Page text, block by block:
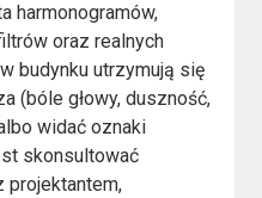
harmonogramów,
oraz realnych
budynku utrzymują się
(bóle głowy, duszność,
widać oznaki
skonsultować
projektantem,